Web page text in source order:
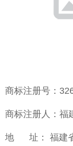
商标注册号：
商标注册人：福
地 址： 福建省